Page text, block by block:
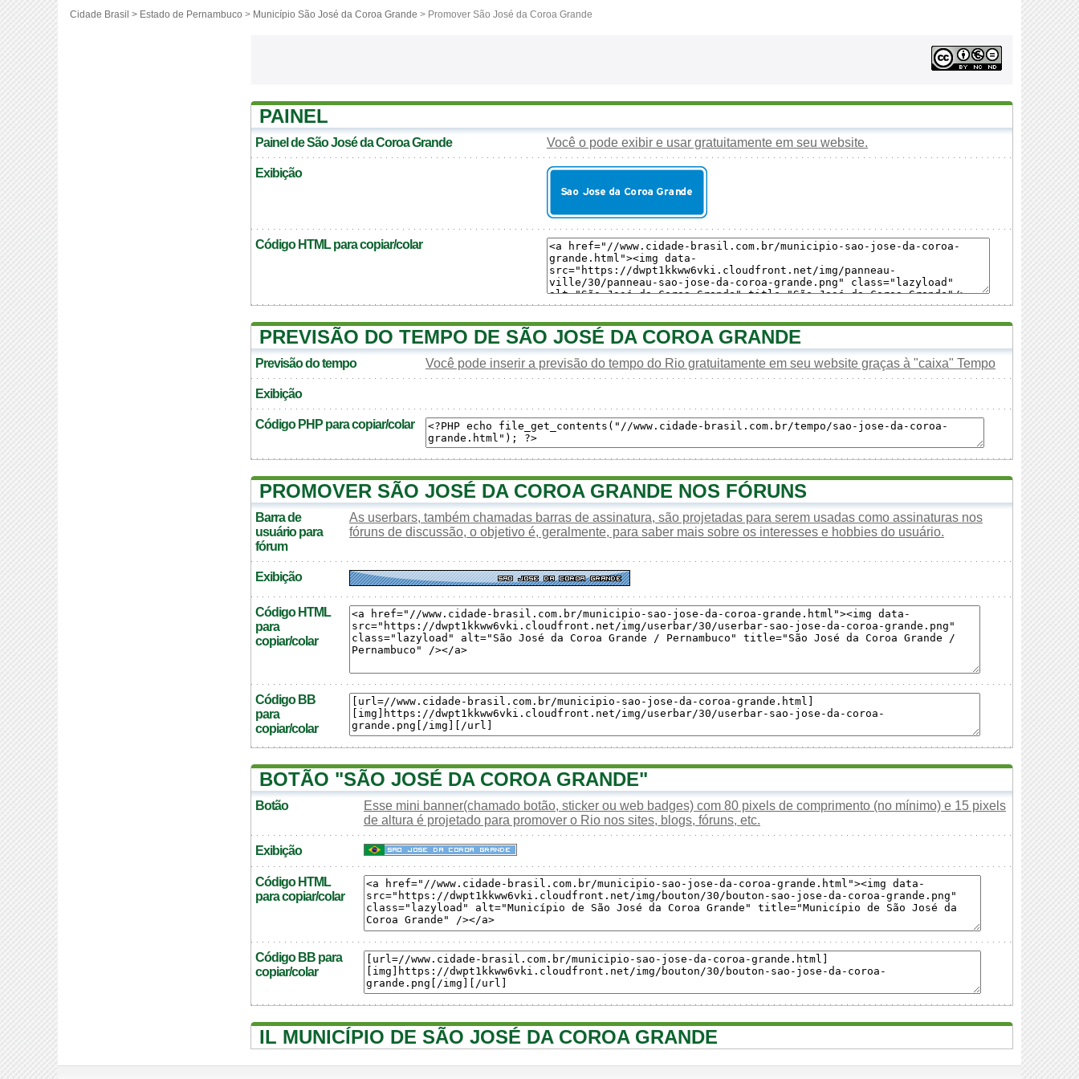
Cidade Brasil > Estado de Pernambuco > Município São José da Coroa Grande > Promover São José da Coroa Grande
PAINEL
Painel de São José da Coroa Grande Você o pode exibir e usar gratuitamente em seu website.
Exibição
Código HTML para copiar/colar
PREVISÃO DO TEMPO DE SÃO JOSÉ DA COROA GRANDE
Previsão do tempo Você pode inserir a previsão do tempo do Rio gratuitamente em seu website graças à "caixa" Tempo
Exibição
Código PHP para copiar/colar
PROMOVER SÃO JOSÉ DA COROA GRANDE NOS FÓRUNS
Barra de
usuário para
fórum
As userbars, também chamadas barras de assinatura, são projetadas para serem usadas como assinaturas nos
fóruns de discussão, o objetivo é, geralmente, para saber mais sobre os interesses e hobbies do usuário.
Exibição
Código HTML
para
copiar/colar
Código BB
para
copiar/colar
BOTÃO "SÃO JOSÉ DA COROA GRANDE"
Botão
Esse mini banner(chamado botão, sticker ou web badges) com 80 pixels de comprimento (no mínimo) e 15 pixels
de altura é projetado para promover o Rio nos sites, blogs, fóruns, etc.
Exibição
Código HTML
para copiar/colar
Código BB para
copiar/colar
IL MUNICÍPIO DE SÃO JOSÉ DA COROA GRANDE